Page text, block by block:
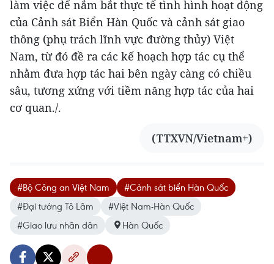
làm việc để nắm bắt thực tế tình hình hoạt động
của Cảnh sát Biển Hàn Quốc và cảnh sát giao
thông (phụ trách lĩnh vực đường thủy) Việt
Nam, từ đó đề ra các kế hoạch hợp tác cụ thể
nhằm đưa hợp tác hai bên ngày càng có chiều
sâu, tương xứng với tiềm năng hợp tác của hai
cơ quan./.
(TTXVN/Vietnam+)
#Bộ Công an Việt Nam
#Cảnh sát biển Hàn Quốc
#Đại tướng Tô Lâm
#Việt Nam-Hàn Quốc
#Giao lưu nhân dân
Hàn Quốc